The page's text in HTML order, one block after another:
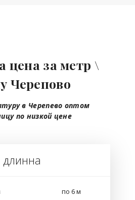
цена за метр \
Черепово
в Черепево оптом
по низкой цене
длинна
по 6 м